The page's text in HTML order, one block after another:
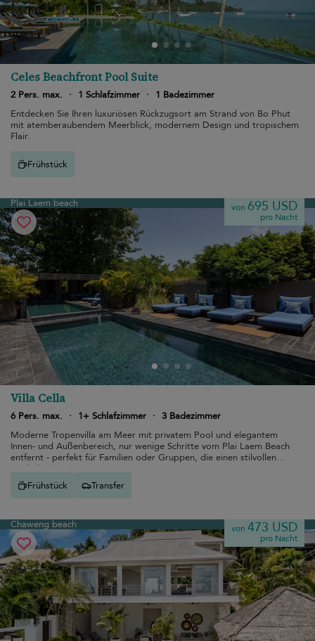
Celes Beachfront Pool Suite
2 Pers. max. · 1 Schlafzimmer ·
1 Badezimmer
Entdecken Sie Ihren luxuriösen Rückzugsort am Strand von Bo Phut
mit atemberaubendem Meerblick, modernem Design und tropischem
Flair.
Frühstück
Plai Laem beach von 695 USD
pro Nacht
Villa Cella
6 Pers. max. · 1+ Schlafzimmer · 3 Badezimmer
Moderne Tropenvilla am Meer mit privatem Pool und elegantem
Innen- und Außenbereich, nur wenige Schritte vom Plai Laem Beach
entfernt - perfekt für Familien oder Gruppen, die einen stilvollen
Inselurlaub suchen.
Frühstück
Transfer
Chaweng beach von 473 USD
pro Nacht